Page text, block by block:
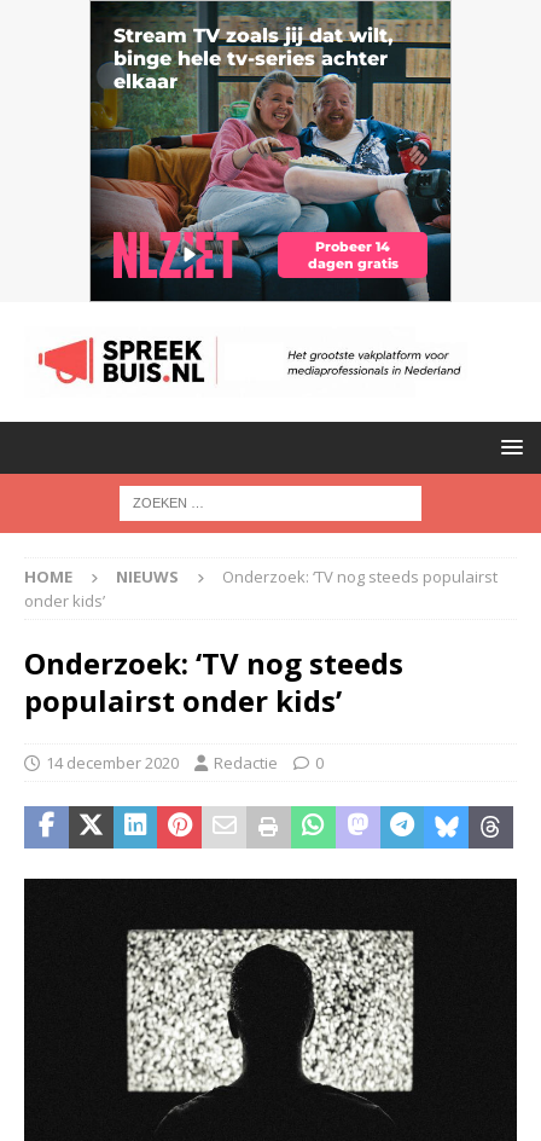
HOME NIEUWS
Onderzoek: ‘TV nog steeds populairst
onder kids’
Onderzoek: ‘TV nog steeds
populairst onder kids’
14 december 2020 Redactie 0